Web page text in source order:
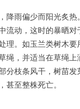
降雨偏少而阳光炙热
流动，这时的暴晒
理。如玉兰类树木要
绳，并适当在草绳
分枝条风干，树苗
甚至整株死亡。